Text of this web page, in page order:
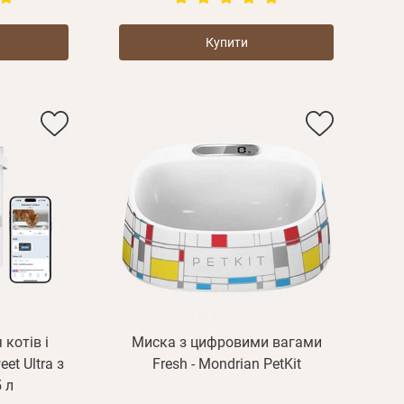
Купити
і
Ultra з
л
Миска з цифровими вагами
Fresh - Mondrian PetKit